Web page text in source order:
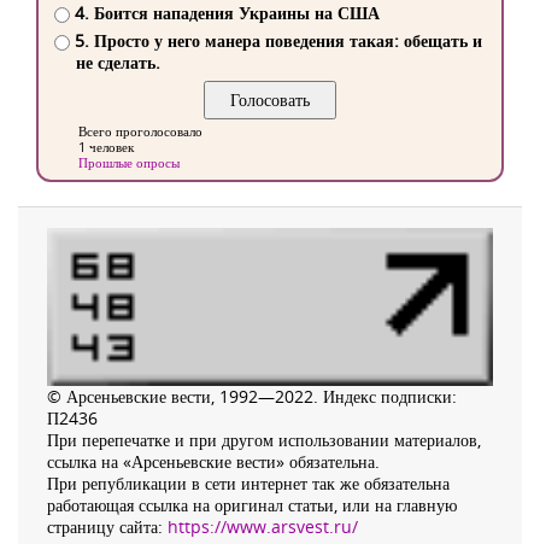
4. Боится нападения Украины на США
5. Просто у него манера поведения такая: обещать и
не сделать.
Всего проголосовало
1 человек
Прошлые опросы
© Арсеньевские вести, 1992—2022. Индекс подписки:
П2436
При перепечатке и при другом использовании материалов,
ссылка на «Арсеньевские вести» обязательна.
При републикации в сети интернет так же обязательна
работающая ссылка на оригинал статьи, или на главную
страницу сайта: https://www.arsvest.ru/